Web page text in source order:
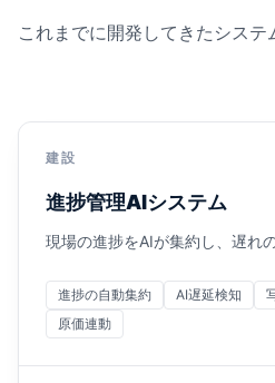
これまでに開発してきたシステ
建設
進捗管理AIシステム
現場の進捗をAIが集約し、遅れ
進捗の自動集約 AI遅延検知
原価連動